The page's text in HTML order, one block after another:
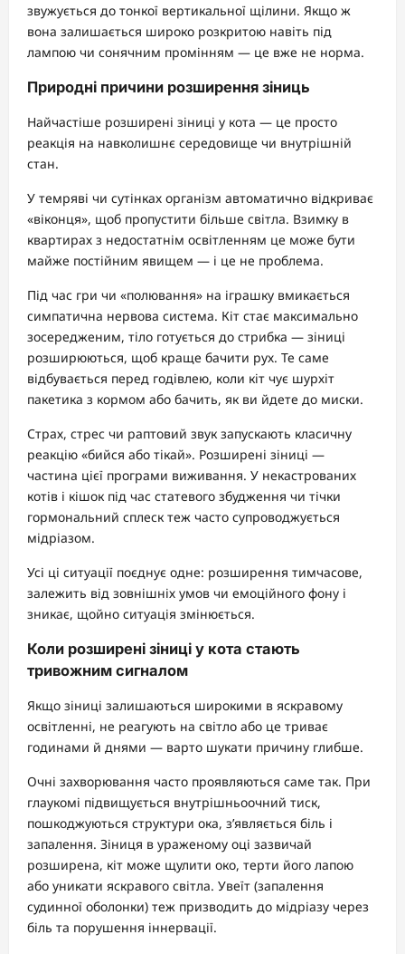
звужується до тонкої вертикальної щілини. Якщо ж
вона залишається широко розкритою навіть під
лампою чи сонячним промінням — це вже не норма.
Природні причини розширення зіниць
Найчастіше розширені зіниці у кота — це просто
реакція на навколишнє середовище чи внутрішній
стан.
У темряві чи сутінках організм автоматично відкриває
«віконця», щоб пропустити більше світла. Взимку в
квартирах з недостатнім освітленням це може бути
майже постійним явищем — і це не проблема.
Під час гри чи «полювання» на іграшку вмикається
симпатична нервова система. Кіт стає максимально
зосередженим, тіло готується до стрибка — зіниці
розширюються, щоб краще бачити рух. Те саме
відбувається перед годівлею, коли кіт чує шурхіт
пакетика з кормом або бачить, як ви йдете до миски.
Страх, стрес чи раптовий звук запускають класичну
реакцію «бийся або тікай». Розширені зіниці —
частина цієї програми виживання. У некастрованих
котів і кішок під час статевого збудження чи тічки
гормональний сплеск теж часто супроводжується
мідріазом.
Усі ці ситуації поєднує одне: розширення тимчасове,
залежить від зовнішніх умов чи емоційного фону і
зникає, щойно ситуація змінюється.
Коли розширені зіниці у кота стають
тривожним сигналом
Якщо зіниці залишаються широкими в яскравому
освітленні, не реагують на світло або це триває
годинами й днями — варто шукати причину глибше.
Очні захворювання часто проявляються саме так. При
глаукомі підвищується внутрішньоочний тиск,
пошкоджуються структури ока, з’являється біль і
запалення. Зіниця в ураженому оці зазвичай
розширена, кіт може щулити око, терти його лапою
або уникати яскравого світла. Увеїт (запалення
судинної оболонки) теж призводить до мідріазу через
біль та порушення іннервації.